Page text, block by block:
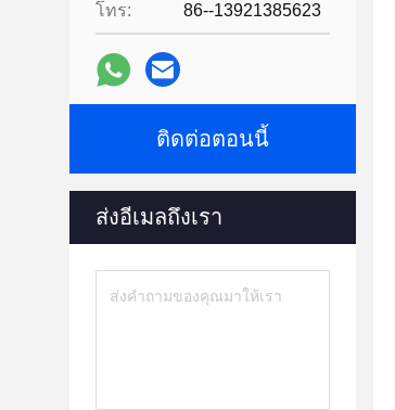
โทร: 86--13921385623
ติดต่อตอนนี้
ส่งอีเมลถึงเรา